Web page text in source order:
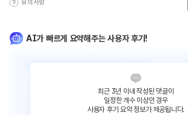
유의사항
AI가 빠르게 요약해주는 사용자 후기!
최근 3년 이내 작성된 댓글이
일정한 개수 이상인 경우
사용자 후기 요약 정보가 제공됩니다.